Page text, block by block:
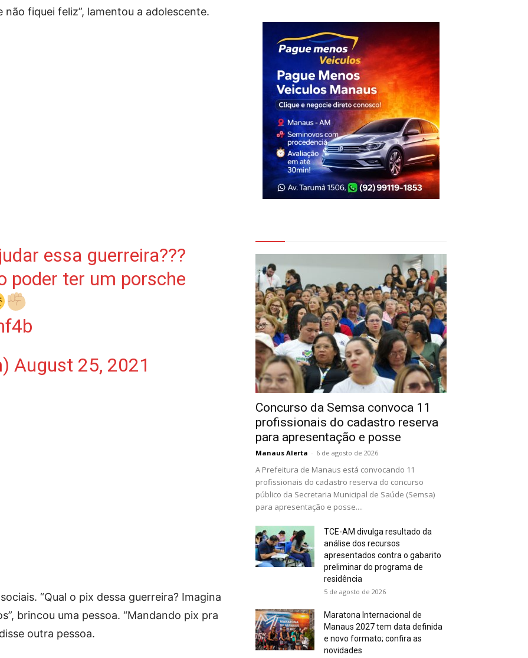
fiquei feliz”, lamentou a adolescente.
essa guerreira???
poder ter um porsche
August 25, 2021
“Qual o pix dessa guerreira? Imagina
brincou uma pessoa. “Mandando pix pra
outra pessoa.
Concurso da Semsa convoca 11
profissionais do cadastro reserva
para apresentação e posse
Manaus Alerta - 6 de agosto de 2026
A Prefeitura de Manaus está convocando 11
profissionais do cadastro reserva do concurso
público da Secretaria Municipal de Saúde (Semsa)
para apresentação e posse....
TCE-AM divulga resultado da
análise dos recursos
apresentados contra o gabarito
preliminar do programa de
residência
5 de agosto de 2026
Maratona Internacional de
Manaus 2027 tem data definida
e novo formato; confira as
novidades